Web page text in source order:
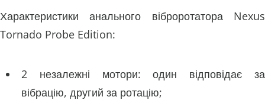
Характеристики анального віброротатора Nexus
Tornado Probe Edition:
2 незалежні мотори: один відповідає за
вібрацію, другий за ротацію;